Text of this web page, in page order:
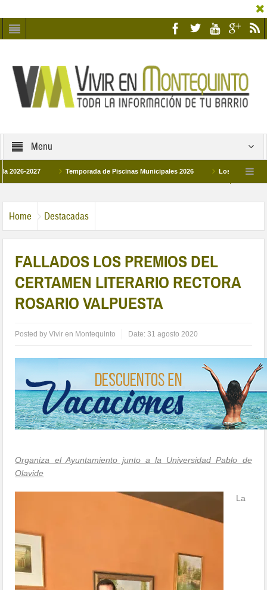
Menu
Temporada de Piscinas Municipales 2026 Los Campus de
Home Destacadas
FALLADOS LOS PREMIOS DEL
CERTAMEN LITERARIO RECTORA
ROSARIO VALPUESTA
Posted byVivir en Montequinto Date:31 agosto 2020
Organiza el Ayuntamiento junto a la Universidad Pablo de
Olavide
La